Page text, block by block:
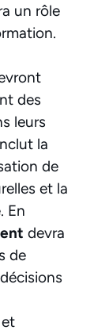
un rôle
des
leurs
la
de
et la
En
devra
de